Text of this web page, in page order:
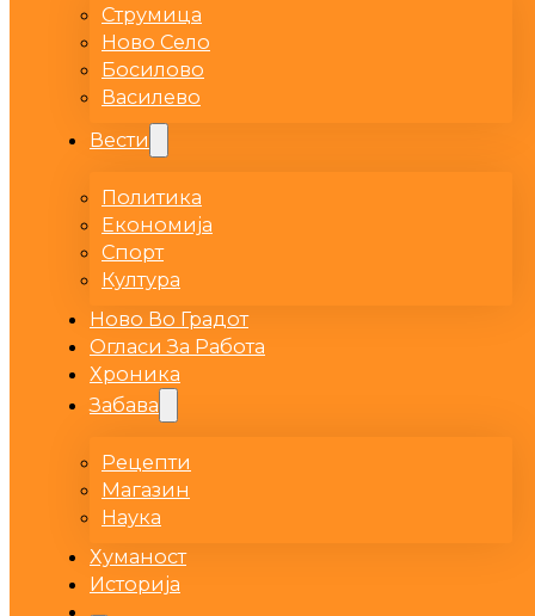
Струмица
Ново Село
Босилово
Василево
Вести
Политика
Економија
Спорт
Култура
Ново Во Градот
Огласи За Работа
Хроника
Забава
Рецепти
Магазин
Наука
Хуманост
Историја